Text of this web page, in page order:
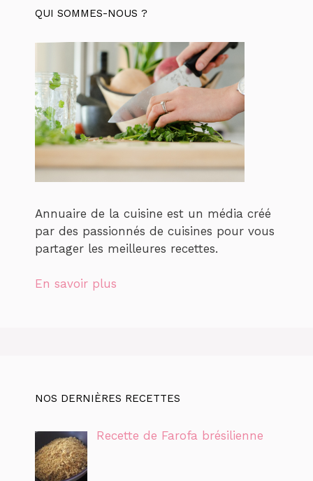
QUI SOMMES-NOUS ?
Annuaire de la cuisine est un média créé
par des passionnés de cuisines pour vous
partager les meilleures recettes.
En savoir plus
NOS DERNIÈRES RECETTES
Recette de Farofa brésilienne